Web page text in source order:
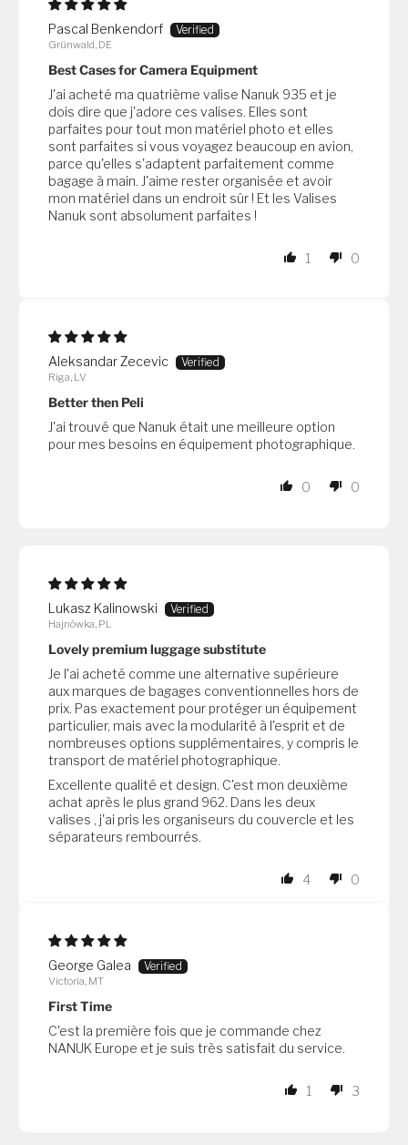
Pascal Benkendorf
Grünwald, DE
Best Cases for Camera Equipment
J'ai acheté ma quatrième valise Nanuk 935 et je
dois dire que j'adore ces valises. Elles sont
parfaites pour tout mon matériel photo et elles
sont parfaites si vous voyagez beaucoup en avion,
parce qu'elles s'adaptent parfaitement comme
bagage à main. J'aime rester organisée et avoir
mon matériel dans un endroit sûr ! Et les Valises
Nanuk sont absolument parfaites !
1 0
Aleksandar Zecevic
Riga, LV
Better then Peli
J'ai trouvé que Nanuk était une meilleure option
pour mes besoins en équipement photographique.
0 0
Lukasz Kalinowski
Hajnówka, PL
Lovely premium luggage substitute
Je l'ai acheté comme une alternative supérieure
aux marques de bagages conventionnelles hors de
prix. Pas exactement pour protéger un équipement
particulier, mais avec la modularité à l'esprit et de
nombreuses options supplémentaires, y compris le
transport de matériel photographique.
Excellente qualité et design. C'est mon deuxième
achat après le plus grand 962. Dans les deux
valises , j'ai pris les organiseurs du couvercle et les
séparateurs rembourrés.
4 0
George Galea
Victoria, MT
First Time
C'est la première fois que je commande chez
NANUK Europe et je suis très satisfait du service.
1 3